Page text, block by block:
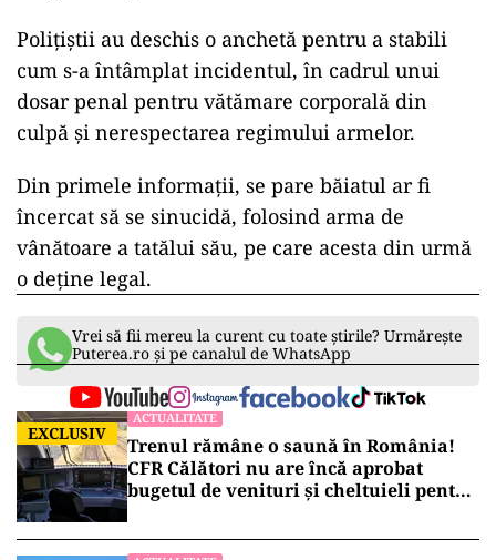
ad
În sprijin a fost chemat un elicopter SMURD,
care l-a preluat pe adolescent pentru a-l
transfera către o clinică de specialitate din
Poliţiştii au deschis o anchetă pentru a stabili
cum s-a întâmplat incidentul, în cadrul unui
dosar penal pentru vătămare corporală din
culpă şi nerespectarea regimului armelor.
Din primele informaţii, se pare băiatul ar fi
încercat să se sinucidă, folosind arma de